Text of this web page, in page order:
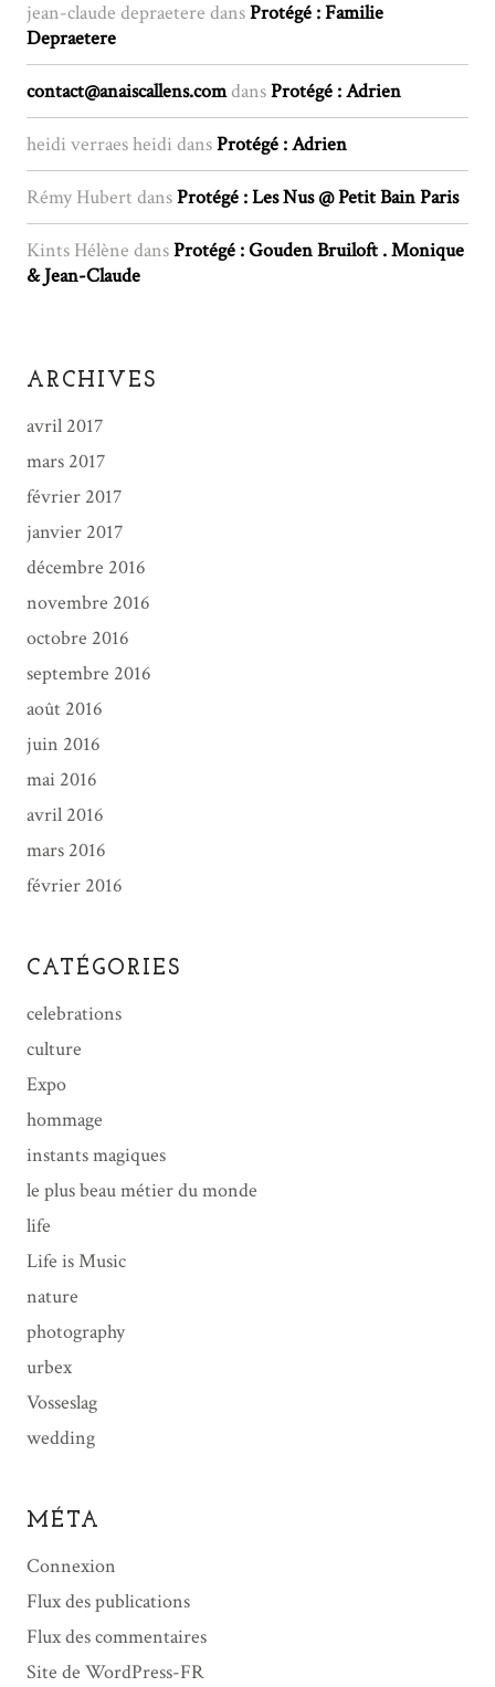
jean-claude depraetere dansProtégé : Familie
Depraetere
contact@anaiscallens.comdansProtégé : Adrien
heidi verraes heidi dansProtégé : Adrien
Rémy Hubert dansProtégé : Les Nus @ Petit Bain Paris
Kints Hélène dansProtégé : Gouden Bruiloft . Monique
& Jean-Claude
ARCHIVES
avril 2017
mars 2017
février 2017
janvier 2017
décembre 2016
novembre 2016
octobre 2016
septembre 2016
août 2016
juin 2016
mai 2016
avril 2016
mars 2016
février 2016
CATÉGORIES
celebrations
culture
Expo
hommage
instants magiques
le plus beau métier du monde
life
Life is Music
nature
photography
urbex
Vosseslag
wedding
MÉTA
Connexion
Flux des publications
Flux des commentaires
Site de WordPress-FR